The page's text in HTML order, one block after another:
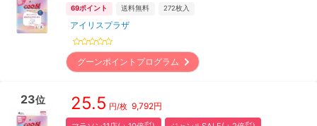
69ポイント 送料無料 272枚入
アイリスプラザ
グーンポイントプログラム
23位 25.5 円/枚 9,792円